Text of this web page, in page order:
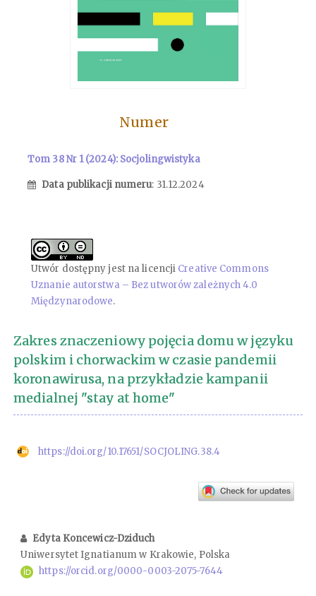
Numer
Tom 38 Nr 1 (2024): Socjolingwistyka
Data publikacji numeru: 31.12.2024
Utwór dostępny jest na licencji Creative Commons
Uznanie autorstwa – Bez utworów zależnych 4.0
Międzynarodowe.
Zakres znaczeniowy pojęcia domu w języku
polskim i chorwackim w czasie pandemii
koronawirusa, na przykładzie kampanii
medialnej "stay at home"
https://doi.org/10.17651/SOCJOLING.38.4
Edyta Koncewicz-Dziduch
Uniwersytet Ignatianum w Krakowie, Polska
https://orcid.org/0000-0003-2075-7644